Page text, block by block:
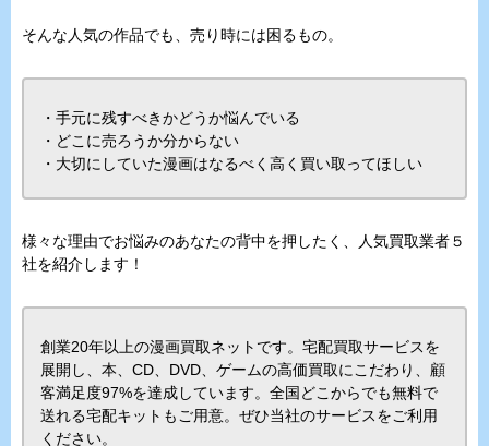
そんな人気の作品でも、売り時には困るもの。
・手元に残すべきかどうか悩んでいる
・どこに売ろうか分からない
・大切にしていた漫画はなるべく高く買い取ってほしい
様々な理由でお悩みのあなたの背中を押したく、人気買取業者５
社を紹介します！
創業20年以上の漫画買取ネットです。宅配買取サービスを
展開し、本、CD、DVD、ゲームの高価買取にこだわり、顧
客満足度97%を達成しています。全国どこからでも無料で
送れる宅配キットもご用意。ぜひ当社のサービスをご利用
ください。